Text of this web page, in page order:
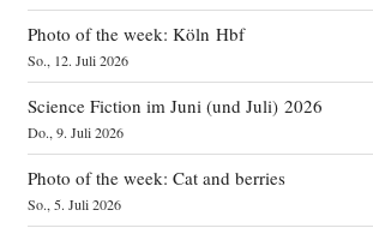
Photo of the week: Köln Hbf
So., 12. Juli 2026
Science Fiction im Juni (und Juli) 2026
Do., 9. Juli 2026
Photo of the week: Cat and berries
So., 5. Juli 2026